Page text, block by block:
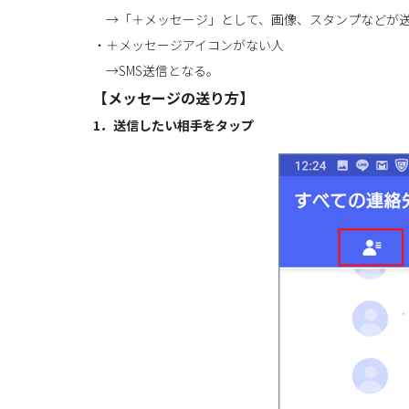
→「＋メッセージ」として、画像、スタンプなどが
・＋メッセージアイコンがない人
→SMS送信となる。
【メッセージの送り方】
1．送信したい相手をタップ